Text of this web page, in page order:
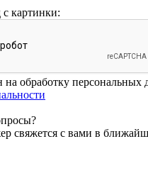
с картинки:
на обработку персональных
свяжется с вами в